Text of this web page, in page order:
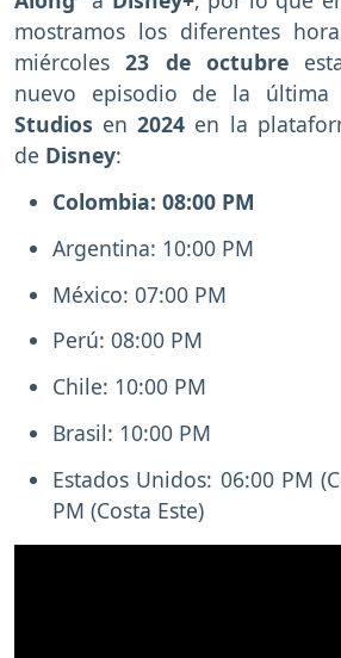
mostramos los diferentes
miércoles23 de octubre
nuevo episodio de la última
Studios en2024 en la
de Disney:
Colombia: 08:00 PM
Argentina: 10:00 PM
México: 07:00 PM
Perú: 08:00 PM
Chile: 10:00 PM
Brasil: 10:00 PM
Estados Unidos: 06:00 PM
PM (Costa Este)